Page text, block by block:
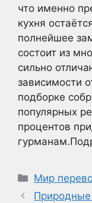
что именно
кухня
полнейшее
состоит из
сильно
зависимости
подборке
популярных
процентов
Рубрики
Мир